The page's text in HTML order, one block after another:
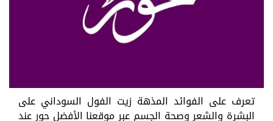
تعرف على الفوائد المذهة زيت الفول السوداني على
البشرة والشعر وصحة الجسم عبر موقعنا الأفضل حور عند